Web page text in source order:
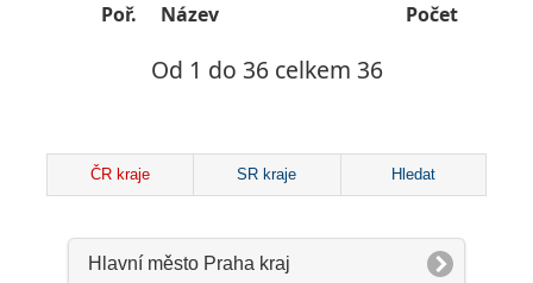
Poř.
Název Počet
Od 1 do 36 celkem 36
ČR kraje SR kraje Hledat
Hlavní město Praha kraj